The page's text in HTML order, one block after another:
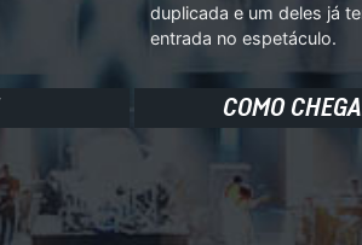
duplicada e um deles já
entrada no espetáculo.
COMO